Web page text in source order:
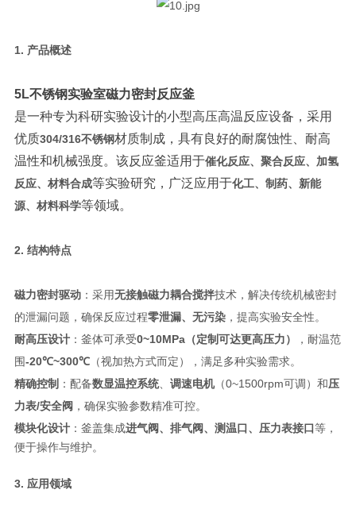
1. 产品概述
5L不锈钢实验室磁力密封反应釜
是一种专为科研实验设计的小型高压高温反应设备，采用
优质304/316不锈钢材质制成，具有良好的耐腐蚀性、耐高
温性和机械强度。该反应釜适用于催化反应、聚合反应、加氢
反应、材料合成等实验研究，广泛应用于化工、制药、新能
源、材料科学等领域。
2. 结构特点
磁力密封驱动：采用无接触磁力耦合搅拌技术，解决传统机械密封
的泄漏问题，确保反应过程零泄漏、无污染，提高实验安全性。
耐高压设计：釜体可承受0~10MPa（定制可达更高压力）
，耐温范
围-20℃~300℃（视加热方式而定），满足多种实验需求。
精确控制：配备数显温控系统、 调速电机（0~1500rpm可调）和压
力表/安全阀，确保实验参数精准可控。
模块化设计：釜盖集成进气阀、排气阀、测温口、压力表接口等，
便于操作与维护。
3. 应用领域